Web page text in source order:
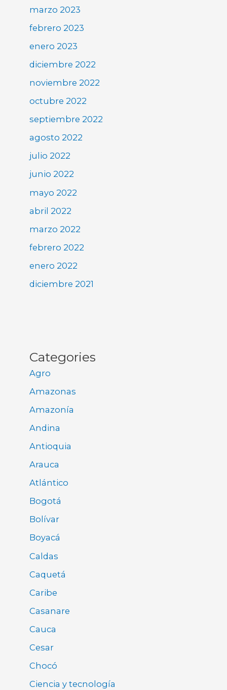
marzo 2023
febrero 2023
enero 2023
diciembre 2022
noviembre 2022
octubre 2022
septiembre 2022
agosto 2022
julio 2022
junio 2022
mayo 2022
abril 2022
marzo 2022
febrero 2022
enero 2022
diciembre 2021
Categories
Agro
Amazonas
Amazonía
Andina
Antioquia
Arauca
Atlántico
Bogotá
Bolívar
Boyacá
Caldas
Caquetá
Caribe
Casanare
Cauca
Cesar
Chocó
Ciencia y tecnología